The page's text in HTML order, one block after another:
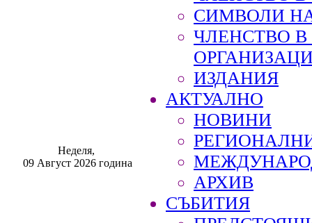
Неделя,
09 Август 2026 година
СИМВОЛИ
ЧЛЕНСТВО
ИЗДАНИЯ
АКТУАЛНО
НОВИНИ
АРХИВ
СЪБИТИЯ